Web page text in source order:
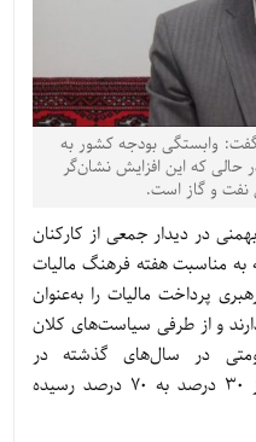
گفت: وابستگی بودجه کشور به
است در حالی که این افزایش نشان‌گر
و گاز است.
در دیدار جمعی از کارکنان
به مناسبت هفته فرهنگ مالیات
پرداخت مالیات را به‌عنوان
و از طرفی سیاست‌های کلان
در سال‌های گذشته در
بودجه‌ریزی سالانه از محل مالیات از 30 درصد به 70 درصد رسیده